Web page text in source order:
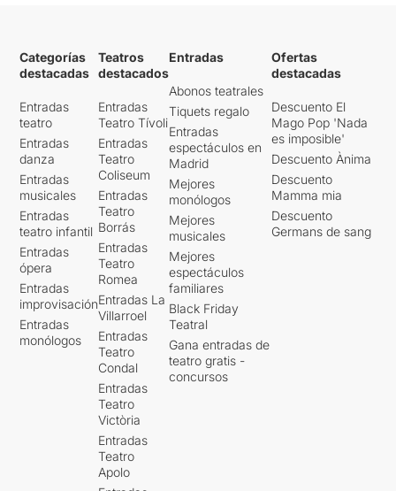
Categorías
destacadas
Entradas
teatro
Entradas
danza
Entradas
musicales
Entradas
teatro infantil
Entradas
ópera
Entradas
improvisación
Entradas
monólogos
Teatros
destacados
Entradas
Teatro Tívoli
Entradas
Teatro
Coliseum
Entradas
Teatro
Borrás
Entradas
Teatro
Romea
Entradas La
Villarroel
Entradas
Teatro
Condal
Entradas
Teatro
Victòria
Entradas
Teatro
Apolo
Entradas
Abonos teatrales
Tiquets regalo
Entradas
espectáculos en
Madrid
Mejores
monólogos
Mejores
musicales
Mejores
espectáculos
familiares
Black Friday
Teatral
Gana entradas de
teatro gratis -
concursos
Ofertas
destacadas
Descuento El
Mago Pop 'Nada
es imposible'
Descuento Ànima
Descuento
Mamma mia
Descuento
Germans de sang